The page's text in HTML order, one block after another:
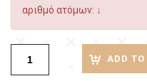
αριθμό ατόμων: ↓
ADD TO